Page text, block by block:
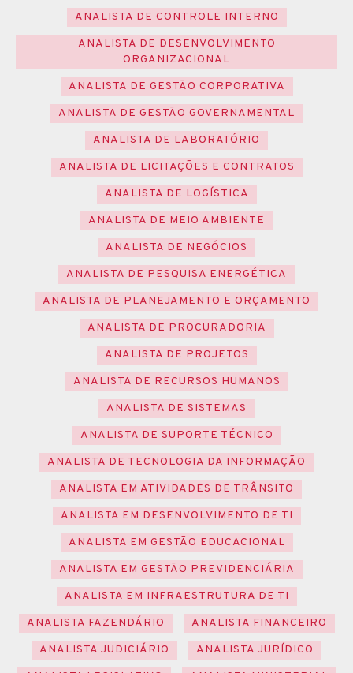
ANALISTA DE CONTROLE INTERNO
ANALISTA DE DESENVOLVIMENTO
ORGANIZACIONAL
ANALISTA DE GESTÃO CORPORATIVA
ANALISTA DE GESTÃO GOVERNAMENTAL
ANALISTA DE LABORATÓRIO
ANALISTA DE LICITAÇÕES E CONTRATOS
ANALISTA DE LOGÍSTICA
ANALISTA DE MEIO AMBIENTE
ANALISTA DE NEGÓCIOS
ANALISTA DE PESQUISA ENERGÉTICA
ANALISTA DE PLANEJAMENTO E ORÇAMENTO
ANALISTA DE PROCURADORIA
ANALISTA DE PROJETOS
ANALISTA DE RECURSOS HUMANOS
ANALISTA DE SISTEMAS
ANALISTA DE SUPORTE TÉCNICO
ANALISTA DE TECNOLOGIA DA INFORMAÇÃO
ANALISTA EM ATIVIDADES DE TRÂNSITO
ANALISTA EM DESENVOLVIMENTO DE TI
ANALISTA EM GESTÃO EDUCACIONAL
ANALISTA EM GESTÃO PREVIDENCIÁRIA
ANALISTA EM INFRAESTRUTURA DE TI
ANALISTA FAZENDÁRIO
ANALISTA FINANCEIRO
ANALISTA JUDICIÁRIO
ANALISTA JURÍDICO